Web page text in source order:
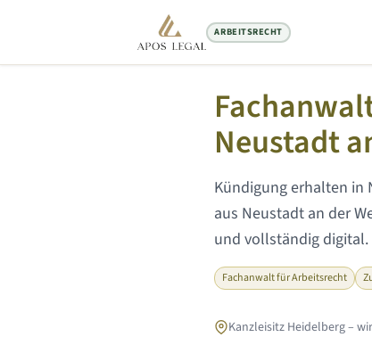
ARBEITSRECHT
Neustadt
Kündigung erhalten in
aus Neustadt an der
und vollständig digital.
Fachanwalt für Arbeitsrecht
Kanzleisitz Heidelberg –